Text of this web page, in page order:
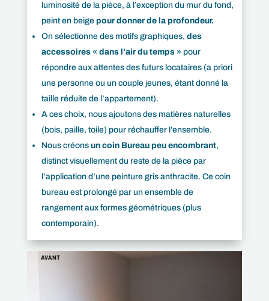
luminosité de la pièce, à l’exception du mur du fond,
peint en beige pour donner de la profondeur.
On sélectionne des motifs graphiques, des
accessoires « dans l’air du temps » pour
répondre aux attentes des futurs locataires (a priori
une personne ou un couple jeunes, étant donné la
taille réduite de l’appartement).
A ces choix, nous ajoutons des matières naturelles
(bois, paille, toile) pour réchauffer l’ensemble.
Nous créons un coin Bureau peu encombrant,
distinct visuellement du reste de la pièce par
l’application d’une peinture gris anthracite. Ce coin
bureau est prolongé par un ensemble de
rangement aux formes géométriques (plus
contemporain).